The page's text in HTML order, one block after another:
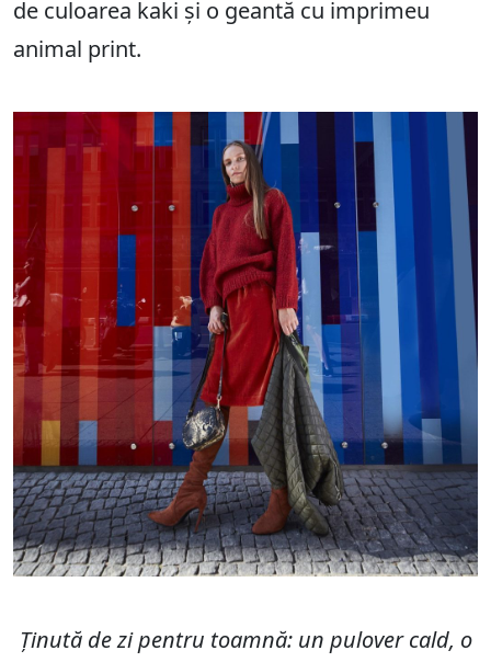
de culoarea kaki și o geantă cu imprimeu
animal print.
Ținută de zi pentru toamnă: un pulover cald, o